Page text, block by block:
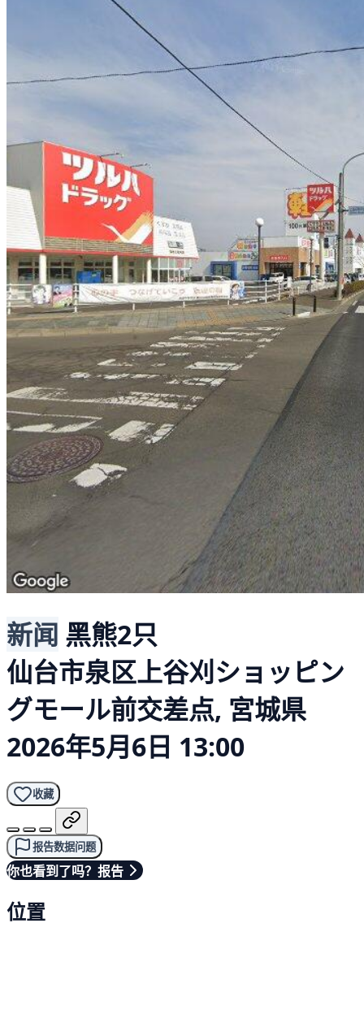
新闻 黑熊2只
仙台市泉区上谷刈ショッピン
グモール前交差点, 宮城県
2026年5月6日 13:00
收藏
报告数据问题
你也看到了吗？报告
位置